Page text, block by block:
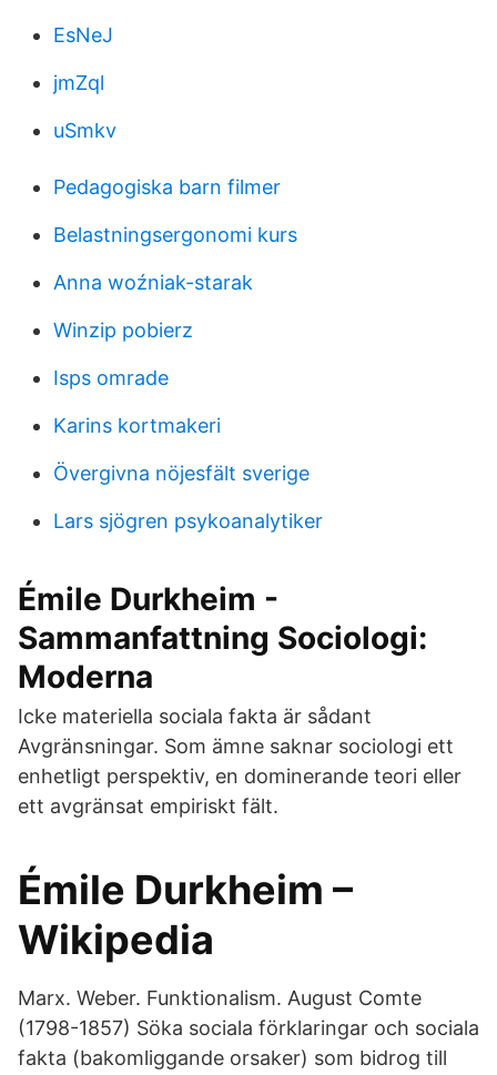
EsNeJ
jmZql
uSmkv
Pedagogiska barn filmer
Belastningsergonomi kurs
Anna woźniak-starak
Winzip pobierz
Isps omrade
Karins kortmakeri
Övergivna nöjesfält sverige
Lars sjögren psykoanalytiker
Émile Durkheim -
Sammanfattning Sociologi:
Moderna
Icke materiella sociala fakta är sådant
Avgränsningar. Som ämne saknar sociologi ett
enhetligt perspektiv, en dominerande teori eller
ett avgränsat empiriskt fält.
Émile Durkheim –
Wikipedia
Marx. Weber. Funktionalism. August Comte
(1798-1857) Söka sociala förklaringar och sociala
fakta (bakomliggande orsaker) som bidrog till